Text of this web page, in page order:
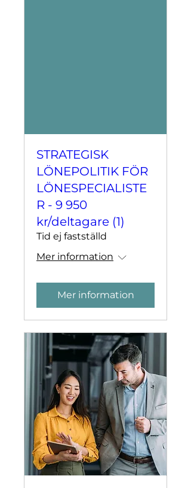
STRATEGISK
LÖNEPOLITIK FÖR
LÖNESPECIALISTE
R - 9 950
kr/deltagare (1)
Tid ej fastställd
Mer information
Mer information